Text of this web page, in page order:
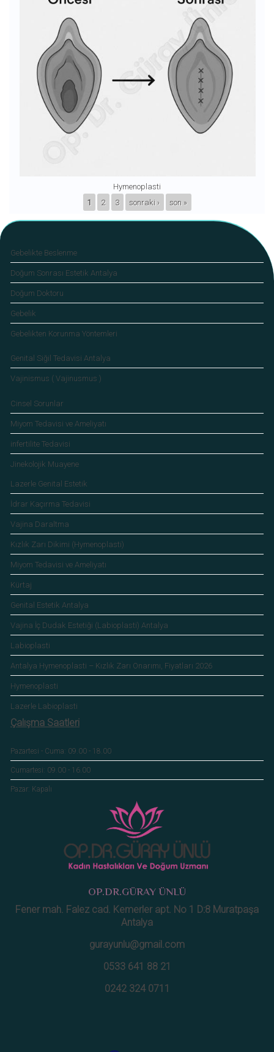
Hymenoplasti
1 2 3 sonraki › son »
Gebelikte Beslenme
Doğum Sonrası Estetik Antalya
Doğum Doktoru
Gebelik
Gebelikten Korunma Yöntemleri
Genital Siğil Tedavisi Antalya
Vajinismus ( Vajinusmus )
Cinsel Sorunlar
Miyom Tedavisi ve Ameliyatı
infertilite Tedavisi
Jinekolojik Muayene
Lazerle Genital Estetik
İdrar Kaçırma Tedavisi
Vajina Daraltma
Kızlık Zarı Dikimi (Hymenoplasti)
Miyom Tedavisi ve Ameliyatı
Kürtaj
Genital Estetik Antalya
Vajina İç Dudak Estetiği (Labioplasti) Antalya
Labioplasti
Antalya Hymenoplasti – Kızlık Zarı Onarımı, Fiyatları 2026
Hymenoplasti
Lazerle Labioplasti
Çalışma Saatleri
Pazartesi - Cuma: 09.00 - 18.00
Cumartesi: 09.00 - 16.00
Pazar: Kapalı
OP.DR.GÜRAY ÜNLÜ
Fener mah. Falez cad. Kemerler apt. No 1 D:8 Muratpaşa
Antalya
gurayunlu@gmail.com
0533 641 88 21
0242 324 0711